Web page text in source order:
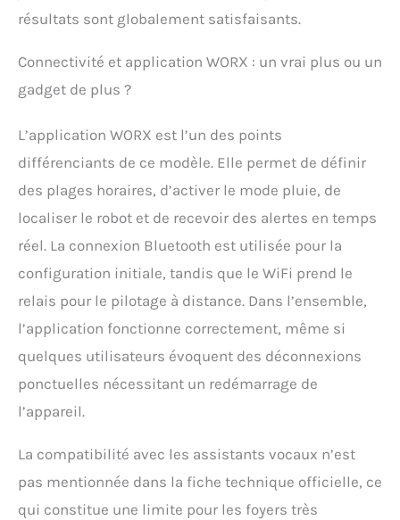
résultats sont globalement satisfaisants.
Connectivité et application WORX : un vrai plus ou un
gadget de plus ?
L’application WORX est l’un des points
différenciants de ce modèle. Elle permet de définir
des plages horaires, d’activer le mode pluie, de
localiser le robot et de recevoir des alertes en temps
réel. La connexion Bluetooth est utilisée pour la
configuration initiale, tandis que le WiFi prend le
relais pour le pilotage à distance. Dans l’ensemble,
l’application fonctionne correctement, même si
quelques utilisateurs évoquent des déconnexions
ponctuelles nécessitant un redémarrage de
l’appareil.
La compatibilité avec les assistants vocaux n’est
pas mentionnée dans la fiche technique officielle, ce
qui constitue une limite pour les foyers très